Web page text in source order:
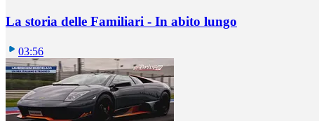
La storia delle Familiari - In abito lungo
03:56